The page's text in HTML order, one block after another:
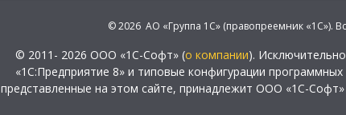
© 2026 АО «Группа 1С» (правопреемник «1С»).
© 2011- 2026 ООО «1С-Софт» (о компании).
«1С:Предприятие 8» и типовые конфигурации
представленные на этом сайте, принадлежит ООО «1С-